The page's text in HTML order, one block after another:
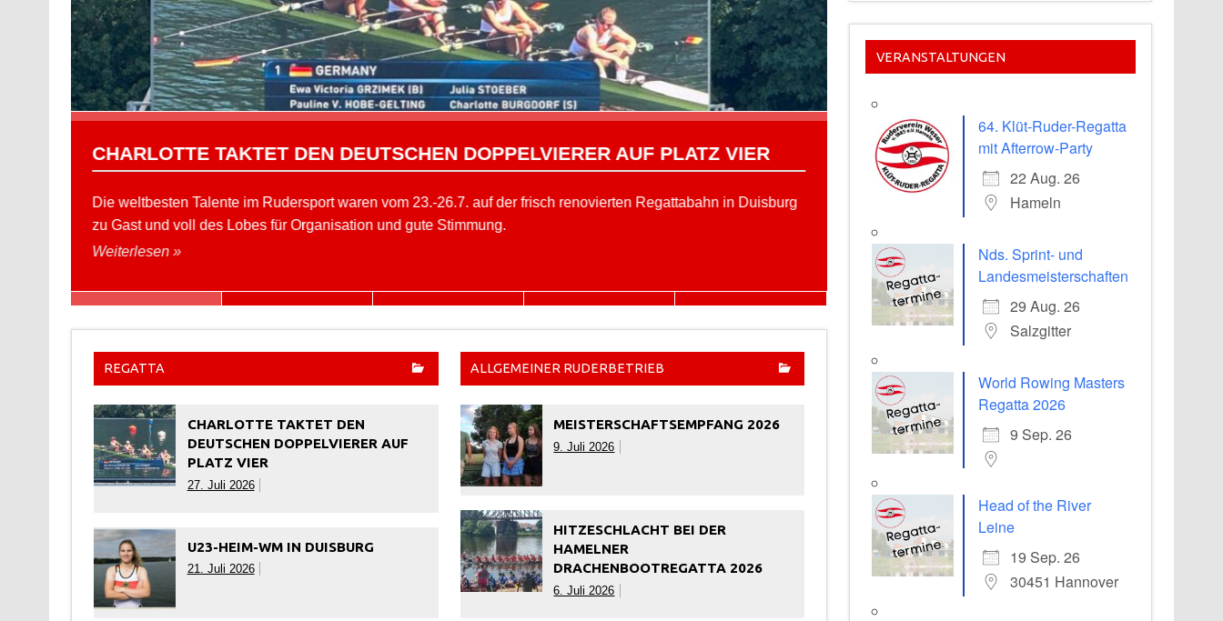
CHARLOTTE TAKTET DEN DEUTSCHEN DOPPELVIERER AUF PLATZ VIER
Die weltbesten Talente im Rudersport waren vom 23.-26.7. auf der frisch renovierten Regattabahn in Duisburg
zu Gast und voll des Lobes für Organisation und gute Stimmung.
Weiterlesen »
REGATTA
CHARLOTTE TAKTET DEN
DEUTSCHEN DOPPELVIERER AUF
PLATZ VIER
27. Juli 2026
U23-HEIM-WM IN DUISBURG
21. Juli 2026
ALLGEMEINER RUDERBETRIEB
MEISTERSCHAFTSEMPFANG 2026
9. Juli 2026
HITZESCHLACHT BEI DER
HAMELNER
DRACHENBOOTREGATTA 2026
6. Juli 2026
VERANSTALTUNGEN
64. Klüt-Ruder-Regatta
mit Afterrow-Party
22 Aug. 26
Hameln
Nds. Sprint- und
Landesmeisterschaften
29 Aug. 26
Salzgitter
World Rowing Masters
Regatta 2026
9 Sep. 26
Head of the River
Leine
19 Sep. 26
30451 Hannover